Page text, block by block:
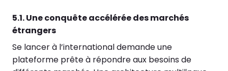
5.1. Une conquête accélérée des marchés
étrangers
Se lancer à l’international demande une
plateforme prête à répondre aux besoins de